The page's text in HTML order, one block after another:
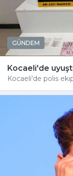
GÜNDEM
Kocaeli'de
Kocaeli'de polis